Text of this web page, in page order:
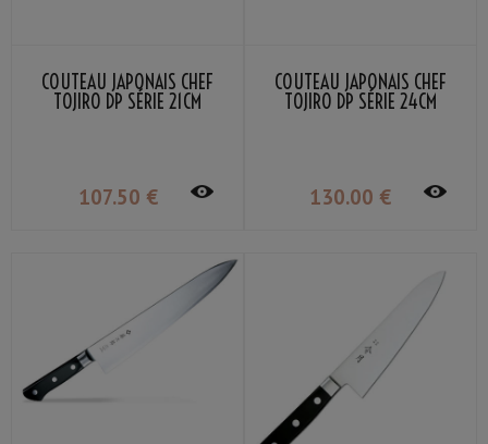
COUTEAU JAPONAIS CHEF
TOJIRO DP SÉRIE 21CM
107.50 €
COUTEAU JAPONAIS CHEF
TOJIRO DP SÉRIE 24CM
130.00 €